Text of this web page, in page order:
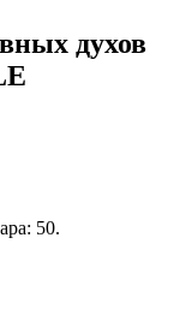
духов
50.